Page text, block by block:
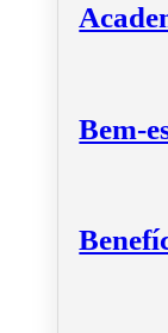
Bem-